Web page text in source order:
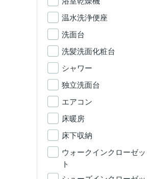
温水洗浄便座
洗面台
洗髪洗面化粧台
シャワー
独立洗面台
エアコン
床暖房
床下収納
ウォークインクローゼッ
ト